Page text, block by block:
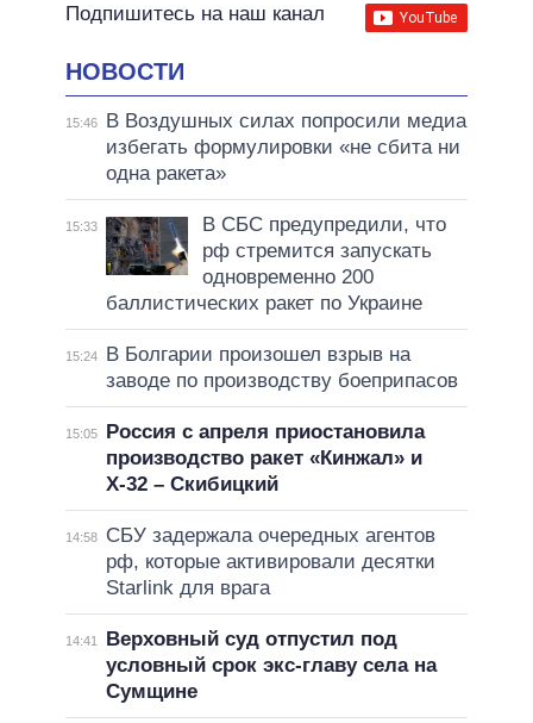
Подпишитесь на наш канал
НОВОСТИ
15:46
В Воздушных силах попросили медиа
избегать формулировки «не сбита ни
одна ракета»
15:33
В СБС предупредили, что
рф стремится запускать
одновременно 200
баллистических ракет по Украине
15:24
В Болгарии произошел взрыв на
заводе по производству боеприпасов
15:05
Россия с апреля приостановила
производство ракет «Кинжал» и
Х-32 – Скибицкий
14:58
СБУ задержала очередных агентов
рф, которые активировали десятки
Starlink для врага
14:41
Верховный суд отпустил под
условный срок экс-главу села на
Сумщине